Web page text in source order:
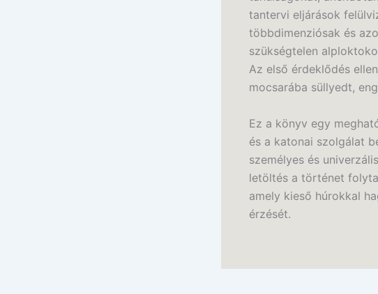
tantervi eljárások
többdimenziósak és
szükségtelen
Az első érdeklődés
mocsarába süllyedt,
Ez a könyv egy
és a katonai szolgálat
személyes és
letöltés a történet
amely kieső húrokkal
érzését.